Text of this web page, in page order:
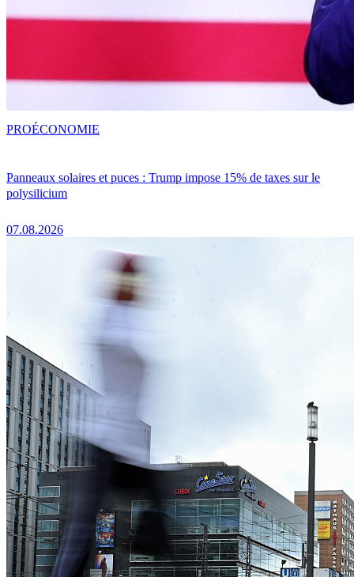
Panneaux solaires et puces : Trump impose 15% de taxes sur le
polysilicium
07.08.2026
PROÉCONOMIE